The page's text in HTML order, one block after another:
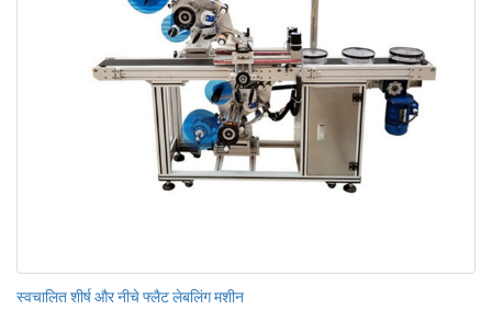
स्वचालित शीर्ष और नीचे फ्लैट लेबलिंग मशीन